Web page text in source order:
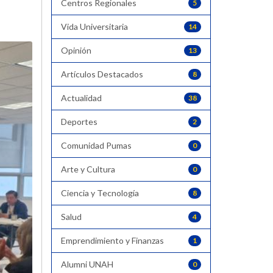
5
Centros Regionales
14
Vida Universitaria
13
Opinión
8
Artículos Destacados
38
Actualidad
2
Deportes
0
Comunidad Pumas
0
Arte y Cultura
8
Ciencia y Tecnología
4
Salud
1
Emprendimiento y Finanzas
0
Alumni UNAH